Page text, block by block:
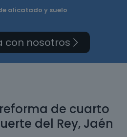
alicatado y suelo
con nosotros
de cuarto
del Rey, Jaén